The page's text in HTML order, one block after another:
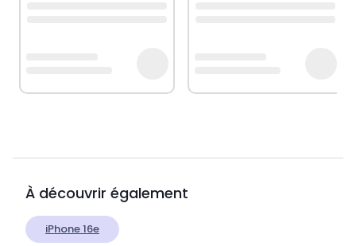
À découvrir également
iPhone 16e